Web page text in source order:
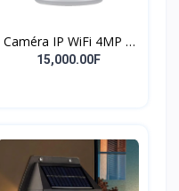
Caméra IP WiFi 4MP à
double objectif Écran
15,000.00F